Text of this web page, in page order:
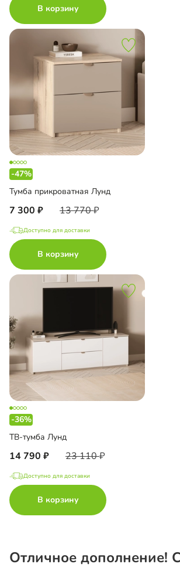
В корзину
-47%
Тумба прикроватная Лунд
7 300 13 770
Доступно для доставки
В корзину
-36%
ТВ-тумба Лунд
14 790 23 110
Доступно для доставки
В корзину
Отличное дополнение!